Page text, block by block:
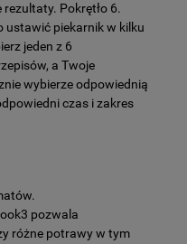
Pokrętło 6.
ustawić piekarnik w kilku
jeden z 6
a Twoje
wybierze odpowiednią
czas i zakres
pozwala
różne potrawy w tym